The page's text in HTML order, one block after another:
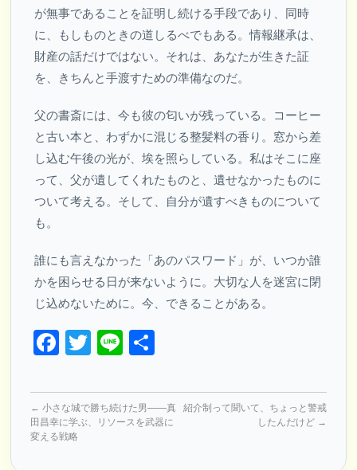
が無事であることを証明し続ける手段であり、同時
に、もしものときの道しるべでもある。情報継承は、
財産の話だけではない。それは、あなたが生きた証
を、きちんと手渡すための準備なのだ。
父の書斎には、今も彼の匂いが残っている。コーヒー
と古い本と、わずかに混じる整髪料の香り。窓から差
し込む午後の光が、埃を照らしている。私はそこに座
って、父が遺してくれたものと、遺せなかったものに
ついて考える。そして、自分が遺すべきものについて
も。
誰にも言えなかった「あのパスワード」が、いつか誰
かを困らせる日が来ないように。大切な人を迷宮に閉
じ込めないために。今、できることがある。
Facebook
Twitter
Line
← 小さな城で勝ち続けた男――真
田昌幸に学ぶ、リソースを武器に
変える戦略
紹介制って聞いて、ちょっと警戒
したんだけど →